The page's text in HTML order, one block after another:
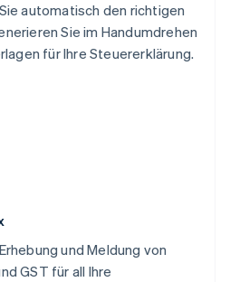
automatisch den richtigen
Sie im Handumdrehen
für Ihre Steuererklärung.
und Meldung von
GST für all Ihre
English
Hongkong,